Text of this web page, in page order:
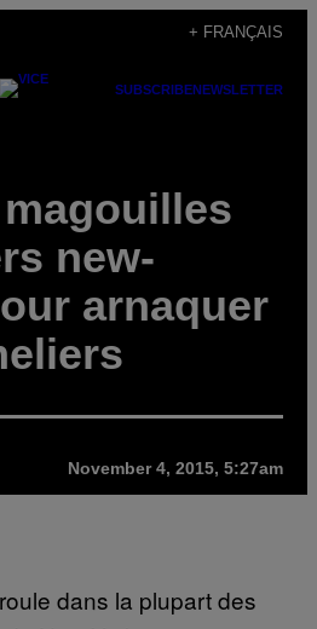
+ FRANÇAIS
SUBSCRIBENEWSLETTER
new-
arnaquer
November 4, 2015, 5:27am
dans la plupart des